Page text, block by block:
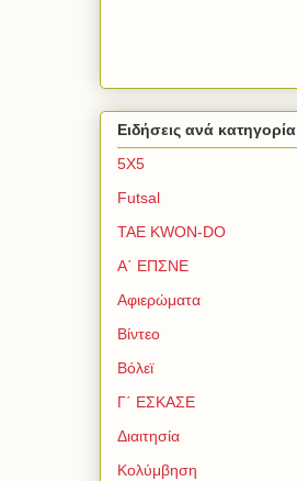
Ειδήσεις ανά κατηγορία
5Χ5
Futsal
TAE KWON-DO
Α΄ ΕΠΣΝΕ
Αφιερώματα
Βίντεο
Βόλεϊ
Γ΄ ΕΣΚΑΣΕ
Διαιτησία
Κολύμβηση